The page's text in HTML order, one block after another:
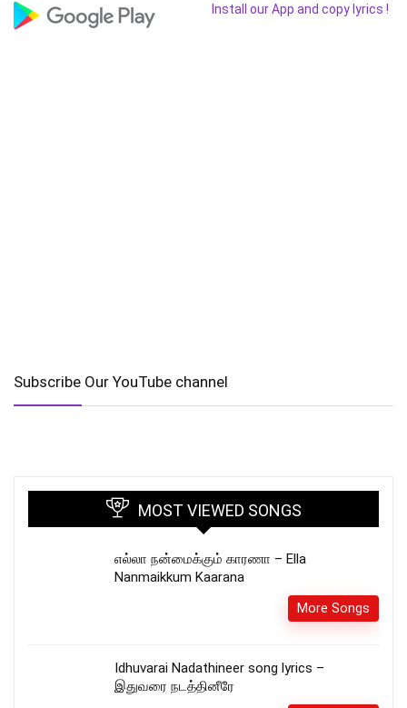
Install our App and copy lyrics !
Subscribe Our YouTube channel
MOST VIEWED SONGS
எல்லா நன்மைக்கும் காரணா – Ella
Nanmaikkum Kaarana
More Songs
Idhuvarai Nadathineer song lyrics –
இதுவரை நடத்தினீரே